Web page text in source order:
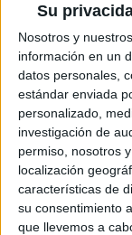
Su
Nosotros y nuestros
información en un
datos personales,
estándar enviada
personalizado,
investigación de
permiso, nosotros
localización
características de
su consentimiento
que llevemos a
¿Qué opináis
lo que tengo
cursarlo. ¿Tiene
¿Y la de Murcia?
sólo se puede
entonces el
Saludos y gracias.
Blog de